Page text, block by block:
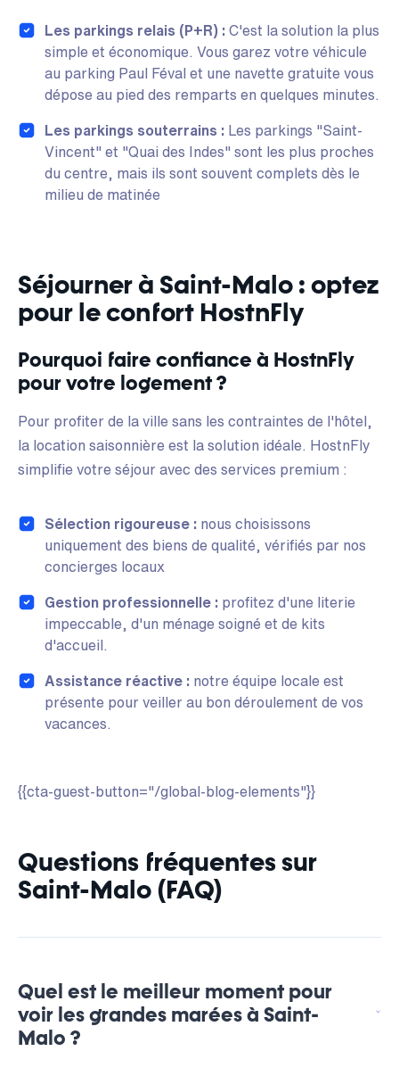
Les parkings relais (P+R) : C'est la solution la plus
simple et économique. Vous garez votre véhicule
au parking Paul Féval et une navette gratuite vous
dépose au pied des remparts en quelques minutes.
Les parkings souterrains : Les parkings "Saint-
Vincent" et "Quai des Indes" sont les plus proches
du centre, mais ils sont souvent complets dès le
milieu de matinée
Séjourner à Saint-Malo : optez
pour le confort HostnFly
Pourquoi faire confiance à HostnFly
pour votre logement ?
Pour profiter de la ville sans les contraintes de l'hôtel,
la location saisonnière est la solution idéale. HostnFly
simplifie votre séjour avec des services premium :
Sélection rigoureuse : nous choisissons
uniquement des biens de qualité, vérifiés par nos
concierges locaux
Gestion professionnelle : profitez d'une literie
impeccable, d'un ménage soigné et de kits
d'accueil.
Assistance réactive : notre équipe locale est
présente pour veiller au bon déroulement de vos
vacances.
{{cta-guest-button="/global-blog-elements"}}
Questions fréquentes sur
Saint-Malo (FAQ)
Quel est le meilleur moment pour
voir les grandes marées à Saint-
Malo ?